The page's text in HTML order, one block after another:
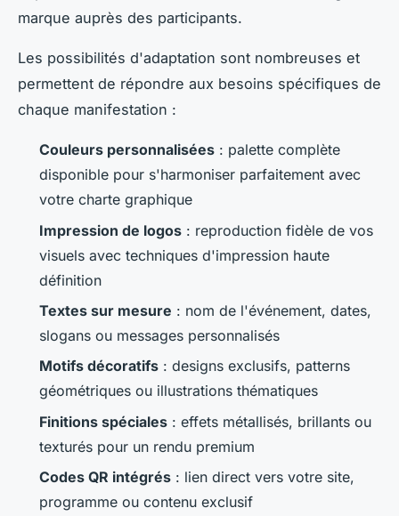
marque auprès des participants.
Les possibilités d'adaptation sont nombreuses et
permettent de répondre aux besoins spécifiques de
chaque manifestation :
Couleurs personnalisées : palette complète
disponible pour s'harmoniser parfaitement avec
votre charte graphique
Impression de logos : reproduction fidèle de vos
visuels avec techniques d'impression haute
définition
Textes sur mesure : nom de l'événement, dates,
slogans ou messages personnalisés
Motifs décoratifs : designs exclusifs, patterns
géométriques ou illustrations thématiques
Finitions spéciales : effets métallisés, brillants ou
texturés pour un rendu premium
Codes QR intégrés : lien direct vers votre site,
programme ou contenu exclusif